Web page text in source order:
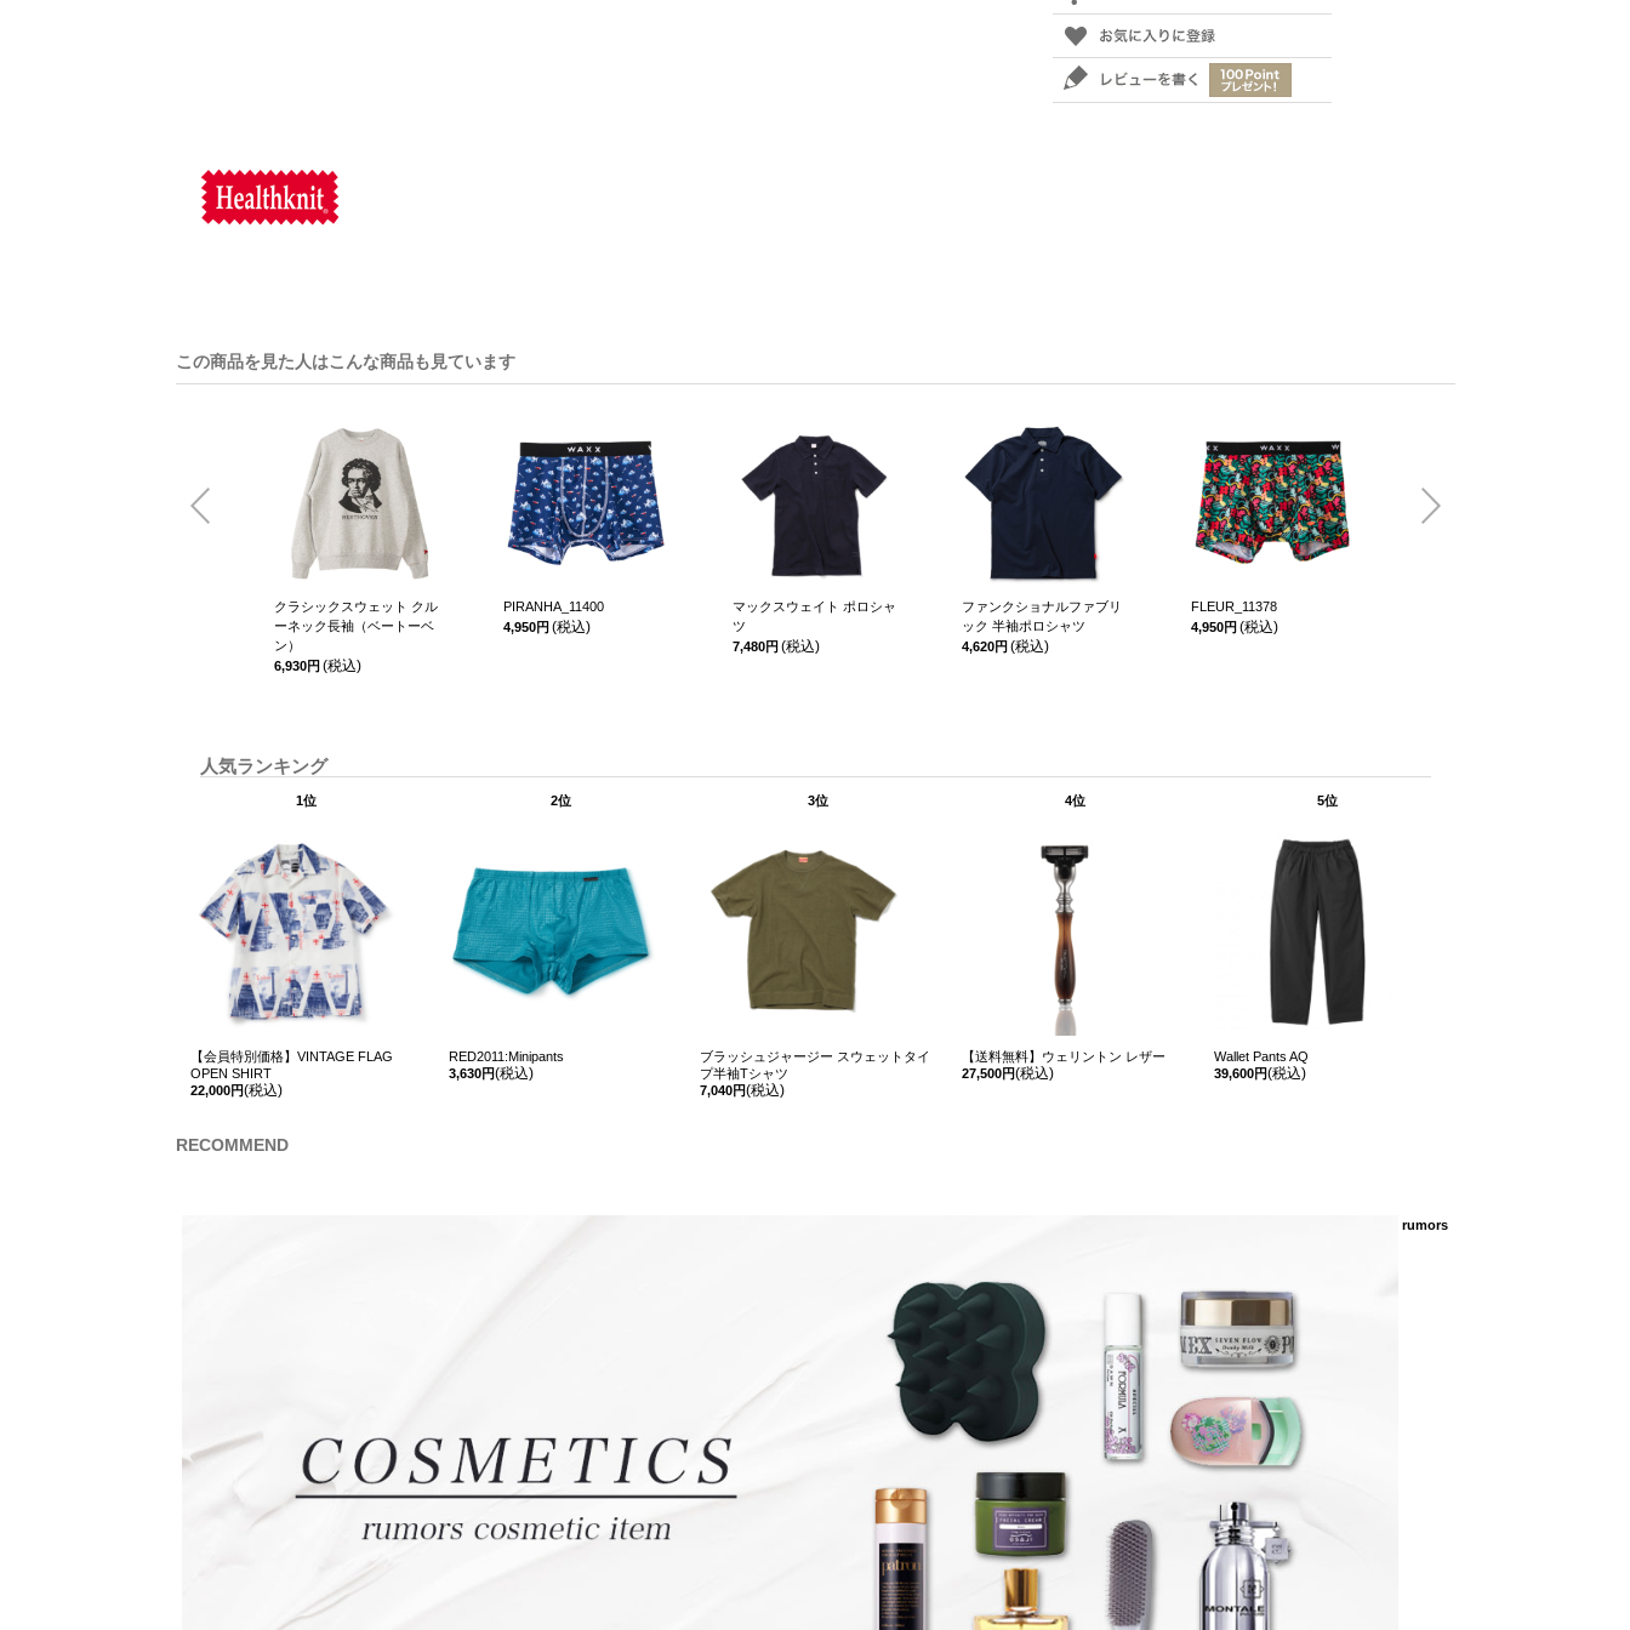
この商品を見た人はこんな商品も見ています
クラシックスウェット クル
ーネック長袖（ベートーベ
ン）
6,930円 (税込)
PIRANHA_11400
4,950円 (税込)
マックスウェイト ポロシャ
ツ
7,480円 (税込)
ファンクショナルファブリ
ック 半袖ポロシャツ
4,620円 (税込)
FLEUR_11378
4,950円 (税込)
人気ランキング
1位 2位 3位 4位 5位
【会員特別価格】VINTAGE FLAG
OPEN SHIRT
22,000円(税込)
RED2011:Minipants
3,630円(税込)
ブラッシュジャージー スウェットタイ
プ半袖Tシャツ
7,040円(税込)
【送料無料】ウェリントン レザー
27,500円(税込)
Wallet Pants AQ
39,600円(税込)
RECOMMEND
rumors